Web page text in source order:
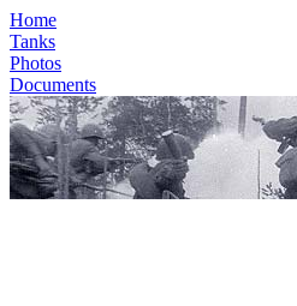
Home
Tanks
Photos
Documents